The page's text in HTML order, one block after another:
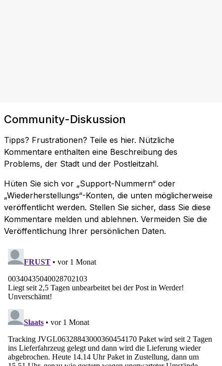
Community-Diskussion
Tipps? Frustrationen? Teile es hier. Nützliche
Kommentare enthalten eine Beschreibung des
Problems, der Stadt und der Postleitzahl.
Hüten Sie sich vor „Support-Nummern“ oder
„Wiederherstellungs“-Konten, die unten möglicherweise
veröffentlicht werden. Stellen Sie sicher, dass Sie diese
Kommentare melden und ablehnen. Vermeiden Sie die
Veröffentlichung Ihrer persönlichen Daten.